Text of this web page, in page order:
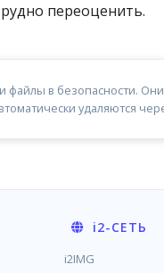
переоценить.
файлы в безопасности.
удаляются
i2-СЕТЬ
i2IMG